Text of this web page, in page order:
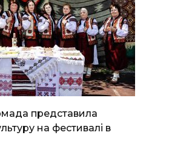
представила
на фестивалі в